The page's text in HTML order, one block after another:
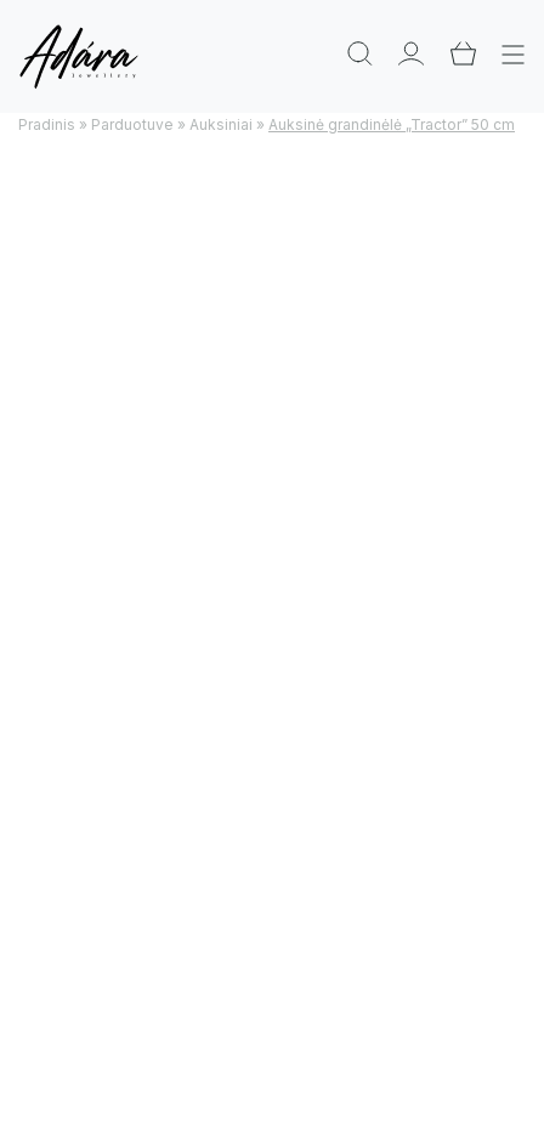
Pradinis » Parduotuve » Auksiniai » Auksinė grandinėlė „Tractor” 50 cm